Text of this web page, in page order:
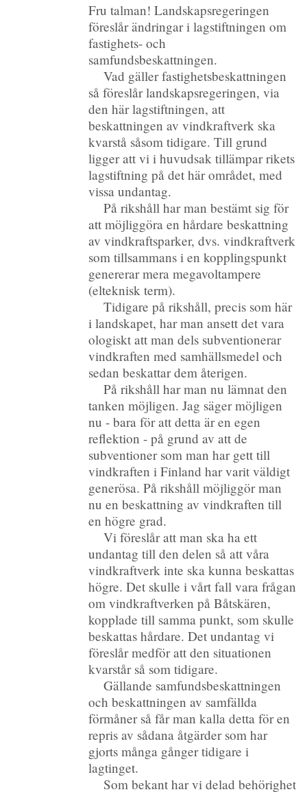
Fru talman! Landskapsregeringen
föreslår ändringar i lagstiftningen om
fastighets- och
samfundsbeskattningen.
Vad gäller fastighetsbeskattningen
så föreslår landskapsregeringen, via
den här lagstiftningen, att
beskattningen av vindkraftverk ska
kvarstå såsom tidigare. Till grund
ligger att vi i huvudsak tillämpar rikets
lagstiftning på det här området, med
vissa undantag.
På rikshåll har man bestämt sig för
att möjliggöra en hårdare beskattning
av vindkraftsparker, dvs. vindkraftverk
som tillsammans i en kopplingspunkt
genererar mera megavoltampere
(elteknisk term).
Tidigare på rikshåll, precis som här
i landskapet, har man ansett det vara
ologiskt att man dels subventionerar
vindkraften med samhällsmedel och
sedan beskattar dem återigen.
På rikshåll har man nu lämnat den
tanken möjligen. Jag säger möjligen
nu - bara för att detta är en egen
reflektion - på grund av att de
subventioner som man har gett till
vindkraften i Finland har varit väldigt
generösa. På rikshåll möjliggör man
nu en beskattning av vindkraften till
en högre grad.
Vi föreslår att man ska ha ett
undantag till den delen så att våra
vindkraftverk inte ska kunna beskattas
högre. Det skulle i vårt fall vara frågan
om vindkraftverken på Båtskären,
kopplade till samma punkt, som skulle
beskattas hårdare. Det undantag vi
föreslår medför att den situationen
kvarstår så som tidigare.
Gällande samfundsbeskattningen
och beskattningen av samfällda
förmåner så får man kalla detta för en
repris av sådana åtgärder som har
gjorts många gånger tidigare i
lagtinget.
Som bekant har vi delad behörighet